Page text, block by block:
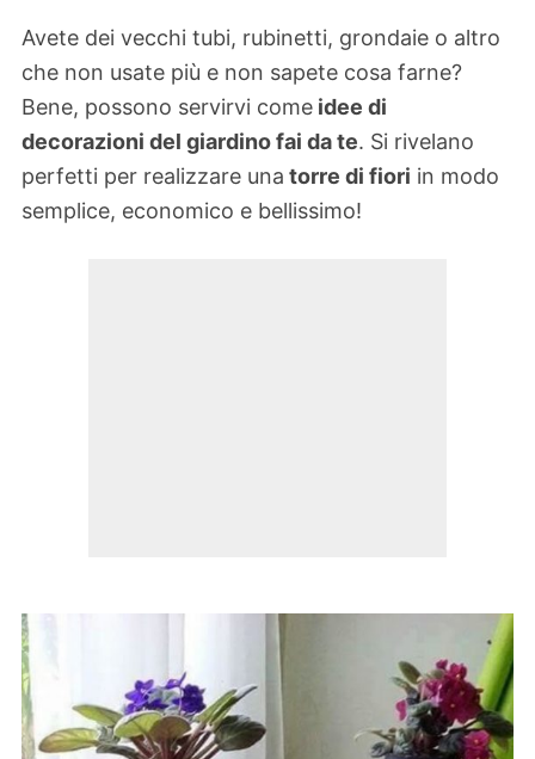
Avete dei vecchi tubi, rubinetti, grondaie o altro
che non usate più e non sapete cosa farne?
Bene, possono servirvi come idee di
decorazioni del giardino fai da te. Si rivelano
perfetti per realizzare una torre di fiori in modo
semplice, economico e bellissimo!